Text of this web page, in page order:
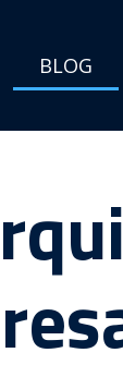
BLOG